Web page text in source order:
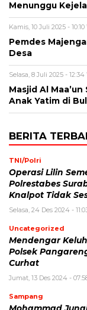
Menunggu
Kamis, 10 Juli 2025 -
Pemdes
Desa
Selasa, 8 Juli 2025 -
Masjid Al
Anak Yatim di
BERITA
TNI/Polri
Operasi Lilin
Polrestabes
Knalpot Tidak
Selasa, 24 Des 2024 -
Uncategorized
Mendengar
Polsek
Curhat
Jumat, 13 Des 2024 -
Sampang